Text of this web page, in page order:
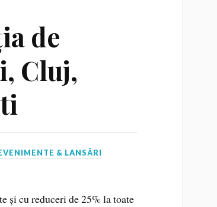
de
Cluj,
& LANSĂRI
și cu reduceri de 25% la toate